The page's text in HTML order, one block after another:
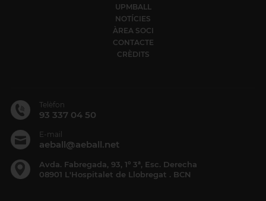
UPMBALL
NOTÍCIES
ÀREA SOCI
CONTACTE
CRÈDITS
Telèfon
93 337 04 50
E-mail
aeball@aeball.net
Avda. Fabregada, 93, 1º 3ª, Esc. Derecha
08901 L'Hospitalet de Llobregat . BCN